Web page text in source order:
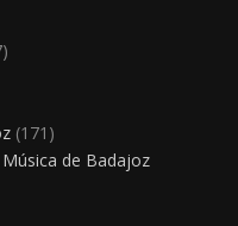
(171)
de Badajoz